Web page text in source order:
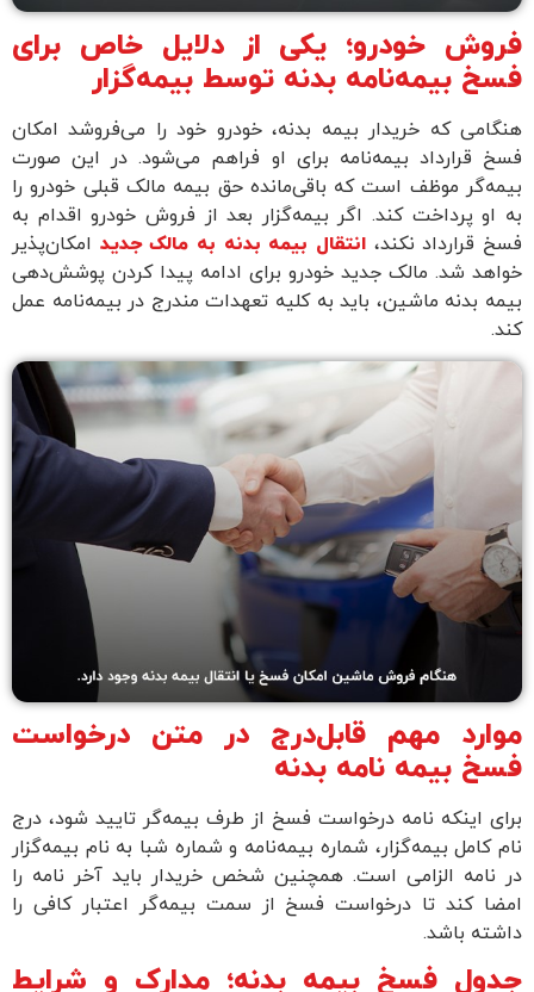
خودرو؛ یکی از دلایل خاص برای
بیمه‌نامه بدنه توسط بیمه‌گزار
که خریدار بیمه بدنه، خودرو خود را می‌فروشد امکان
قرارداد بیمه‌نامه برای او فراهم می‌شود. در این صورت
موظف است که باقی‌مانده حق بیمه مالک قبلی خودرو را
او پرداخت کند. اگر بیمه‌گزار بعد از فروش خودرو اقدام به
قرارداد نکند،انتقال بیمه بدنه به مالک جدیدامکان‌پذیر
شد. مالک جدید خودرو برای ادامه پیدا کردن پوشش‌دهی
بدنه ماشین، باید به کلیه تعهدات مندرج در بیمه‌نامه عمل
مهم قابل‌درج در متن درخواست
بیمه نامه بدنه
اینکه نامه درخواست فسخ از طرف بیمه‌گر تایید شود، درج
کامل بیمه‌گزار، شماره بیمه‌نامه و شماره شبا به نام بیمه‌گزار
نامه الزامی است. همچنین شخص خریدار باید آخر نامه را
کند تا درخواست فسخ از سمت بیمه‌گر اعتبار کافی را
باشد.
فسخ بیمه بدنه؛ مدارک و شرایط